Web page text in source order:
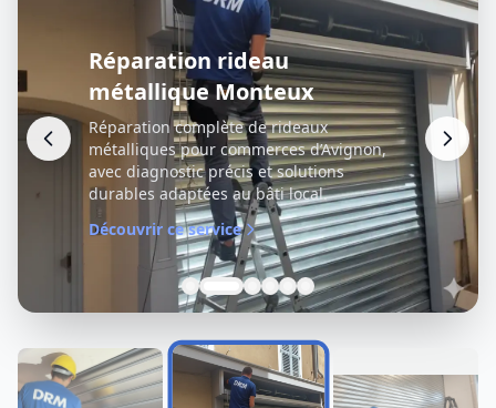
Réparation rideau
métallique Monteux
Réparation complète de rideaux
métalliques pour commerces d’Avignon,
avec diagnostic précis et solutions
durables adaptées au bâti local.
Découvrir ce service